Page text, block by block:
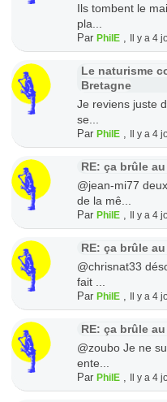
Ils tombent le
pla...
ParPhilE Il y a 4
Le naturisme
Bretagne
Je reviens juste
se...
ParPhilE Il y a 4
RE: ça brûle
@jean-mi77
de la mê...
ParPhilE Il y a 4
RE: ça brûle
@chrisnat33
fait ...
ParPhilE Il y a 4
RE: ça brûle
@zoubo Je ne
ente...
ParPhilE Il y a 4